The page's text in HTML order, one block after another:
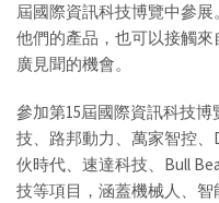
屆國際資訊科技博覽中參
他們的產品，也可以接觸
廣見聞的機會。
參加第15屆國際資訊科技
技、路邦動力、萬家智控、
伙時代、速達科技、Bull
技等項目，涵蓋機械人、